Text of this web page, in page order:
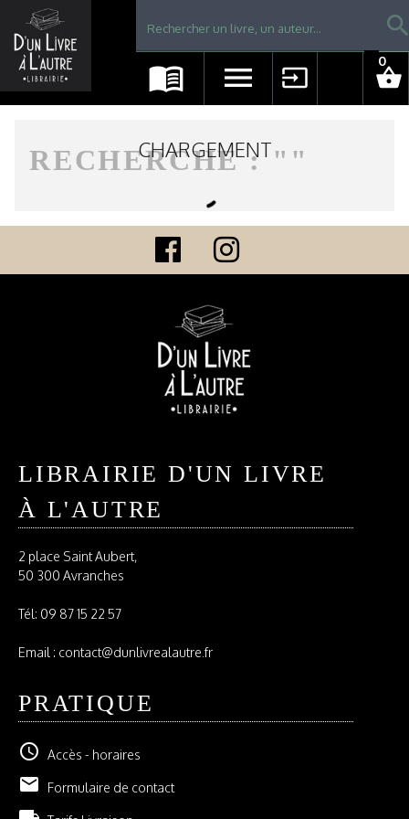
Librairie D'un livre à l'autre - Avranches
menu_book menu input shopping_basket
0
RECHERCHE : " "
CHARGEMENT
LIBRAIRIE D'UN LIVRE
À L'AUTRE
2 place Saint Aubert,
50 300 Avranches
Tél: 09 87 15 22 57
Email : contact@dunlivrealautre.fr
PRATIQUE
schedule Accès - horaires
email Formulaire de contact